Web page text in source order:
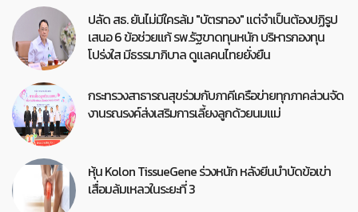
ปลัด สธ. ยันไม่มีใครล้ม "บัตรทอง" แต่จำเป็นต้องปฏิรูป
เสนอ 6 ข้อช่วยแก้ รพ.รัฐขาดทุนหนัก บริหารกองทุน
โปร่งใส มีธรรมาภิบาล ดูแลคนไทยยั่งยืน
กระทรวงสาธารณสุขร่วมกับภาคีเครือข่ายทุกภาคส่วนจัด
งานรณรงค์ส่งเสริมการเลี้ยงลูกด้วยนมแม่
หุ้น Kolon TissueGene ร่วงหนัก หลังยีนบำบัดข้อเข่า
เสื่อมล้มเหลวในระยะที่ 3